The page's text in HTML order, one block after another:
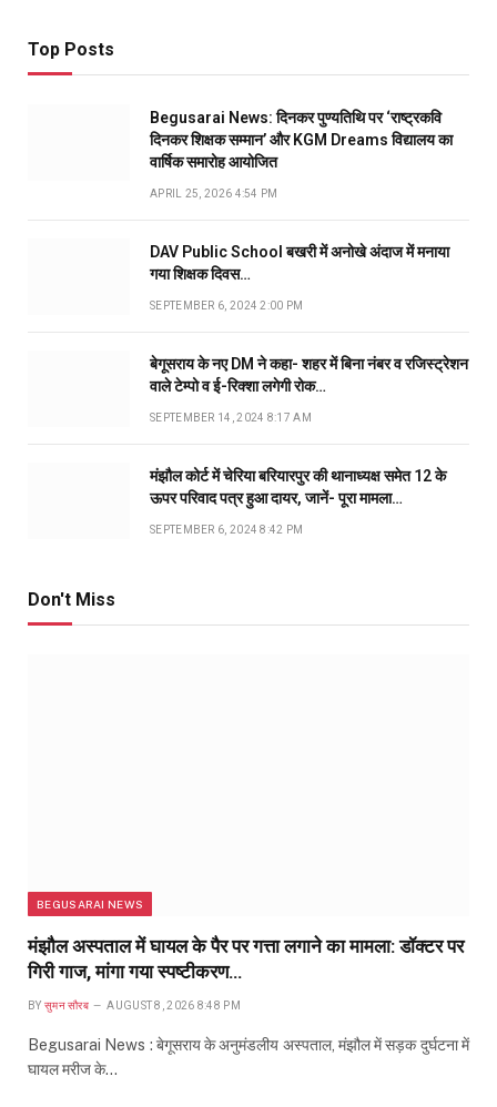
Top Posts
Begusarai News: दिनकर पुण्यतिथि पर ‘राष्ट्रकवि
दिनकर शिक्षक सम्मान’ और KGM Dreams विद्यालय का
वार्षिक समारोह आयोजित
APRIL 25, 2026 4:54 PM
DAV Public School बखरी में अनोखे अंदाज में मनाया
गया शिक्षक दिवस…
SEPTEMBER 6, 2024 2:00 PM
बेगूसराय के नए DM ने कहा- शहर में बिना नंबर व रजिस्ट्रेशन
वाले टेम्पो व ई-रिक्शा लगेगी रोक…
SEPTEMBER 14, 2024 8:17 AM
मंझौल कोर्ट में चेरिया बरियारपुर की थानाध्यक्ष समेत 12 के
ऊपर परिवाद पत्र हुआ दायर, जानें- पूरा मामला…
SEPTEMBER 6, 2024 8:42 PM
Don't Miss
BEGUSARAI NEWS
मंझौल अस्पताल में घायल के पैर पर गत्ता लगाने का मामला: डॉक्टर पर
गिरी गाज, मांगा गया स्पष्टीकरण…
BY सुमन सौरब AUGUST 8, 2026 8:48 PM
Begusarai News : बेगूसराय के अनुमंडलीय अस्पताल, मंझौल में सड़क दुर्घटना में
घायल मरीज के…